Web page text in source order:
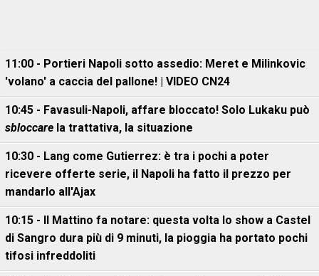
11:00 - Portieri Napoli sotto assedio: Meret e Milinkovic
'volano' a caccia del pallone! | VIDEO CN24
10:45 - Favasuli-Napoli, affare bloccato! Solo Lukaku può
sbloccare la trattativa, la situazione
10:30 - Lang come Gutierrez: è tra i pochi a poter
ricevere offerte serie, il Napoli ha fatto il prezzo per
mandarlo all'Ajax
10:15 - Il Mattino fa notare: questa volta lo show a Castel
di Sangro dura più di 9 minuti, la pioggia ha portato pochi
tifosi infreddoliti